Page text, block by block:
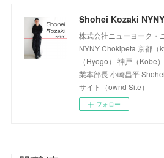
Shohei Kozaki NYNY
株式会社ニューヨーク・
NYNY Chokipeta 京都（
（Hyogo） 神戸（Kobe
業本部長 小崎昌平
サイト（ownd Site）
フォロー